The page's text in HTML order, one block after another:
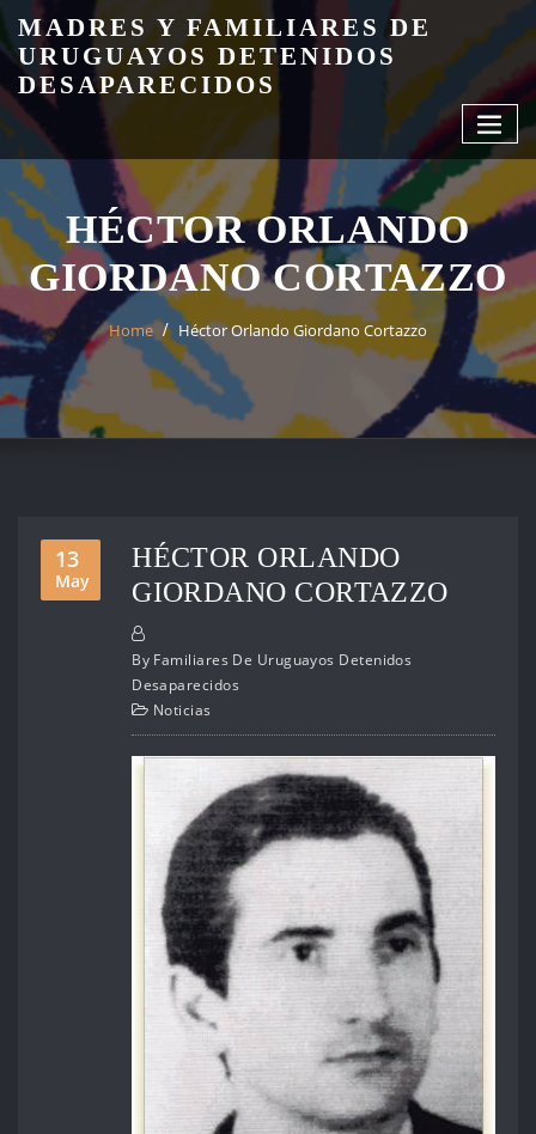
Skip
to
content
MADRES Y FAMILIARES DE
URUGUAYOS DETENIDOS
DESAPARECIDOS
HÉCTOR ORLANDO
GIORDANO CORTAZZO
Home Héctor Orlando Giordano Cortazzo
13
May
HÉCTOR ORLANDO
GIORDANO CORTAZZO
By Familiares De Uruguayos Detenidos
Desaparecidos
Noticias